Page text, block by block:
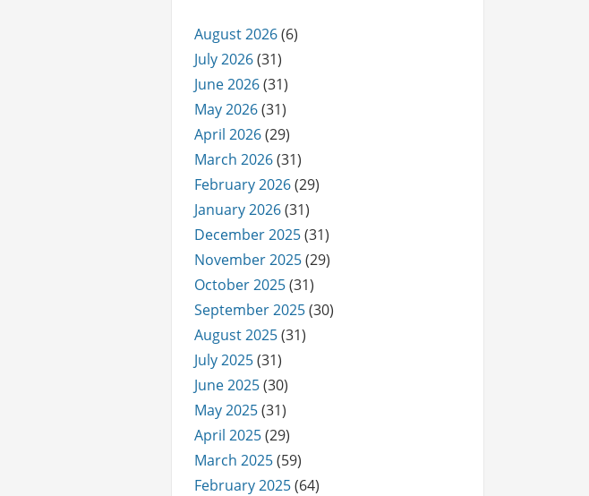
August 2026(6)
July 2026(31)
June 2026(31)
May 2026(31)
April 2026(29)
March 2026(31)
February 2026(29)
January 2026(31)
December 2025(31)
November 2025(29)
October 2025(31)
September 2025(30)
August 2025(31)
July 2025(31)
June 2025(30)
May 2025(31)
April 2025(29)
March 2025(59)
February 2025(64)